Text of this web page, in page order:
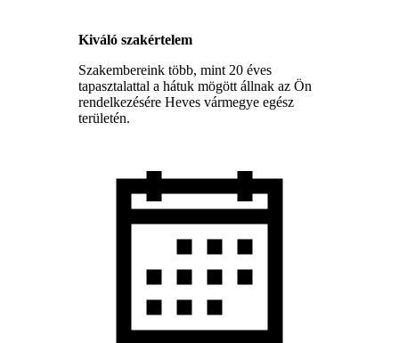
Kiváló szakértelem
Szakembereink több, mint 20 éves
tapasztalattal a hátuk mögött állnak az Ön
rendelkezésére Heves vármegye egész
területén.